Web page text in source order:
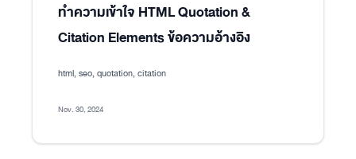
ทำความเข้าใจ HTML Quotation &
Citation Elements ข้อความอ้างอิง
html, seo, quotation, citation
Nov. 30, 2024